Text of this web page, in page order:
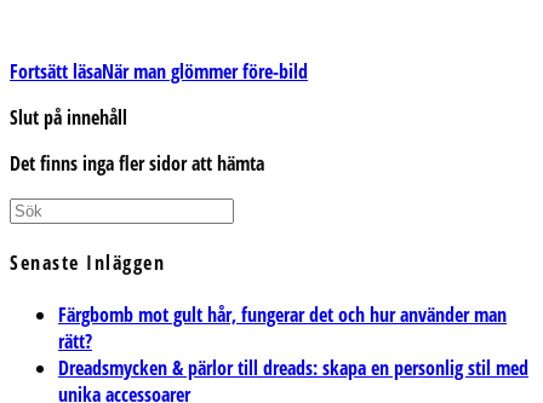
Fortsätt läsaNär man glömmer före-bild
Slut på innehåll
Det finns inga fler sidor att hämta
Senaste Inläggen
Färgbomb mot gult hår, fungerar det och hur använder man
rätt?
Dreadsmycken & pärlor till dreads: skapa en personlig stil med
unika accessoarer